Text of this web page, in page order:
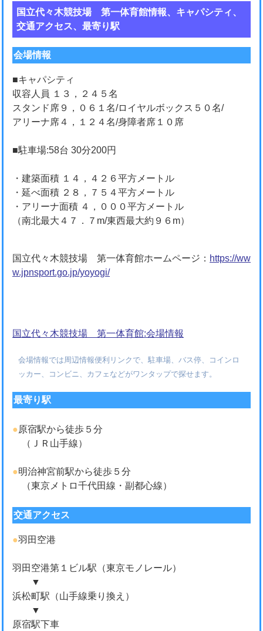
国立代々木競技場 第一体育館情報、キャパシティ、
交通アクセス、最寄り駅
会場情報
■キャパシティ
収容人員 １３，２４５名
スタンド席９，０６１名/ロイヤルボックス５０名/
アリーナ席４，１２４名/身障者席１０席
■駐車場:58台 30分200円
・建築面積 １４，４２６平方メートル
・延べ面積 ２８，７５４平方メートル
・アリーナ面積 ４，０００平方メートル
（南北最大４７．７m/東西最大約９６m）
国立代々木競技場 第一体育館ホームページ： https://ww
w.jpnsport.go.jp/yoyogi/
国立代々木競技場 第一体育館:会場情報
会場情報では周辺情報便利リンクで、駐車場、バス停、コインロ
ッカー、コンビニ、カフェなどがワンタップで探せます。
最寄り駅
●原宿駅から徒歩５分
（ＪＲ山手線）
●明治神宮前駅から徒歩５分
（東京メトロ千代田線・副都心線）
交通アクセス
●羽田空港
羽田空港第１ビル駅（東京モノレール）
▼
浜松町駅（山手線乗り換え）
▼
原宿駅下車